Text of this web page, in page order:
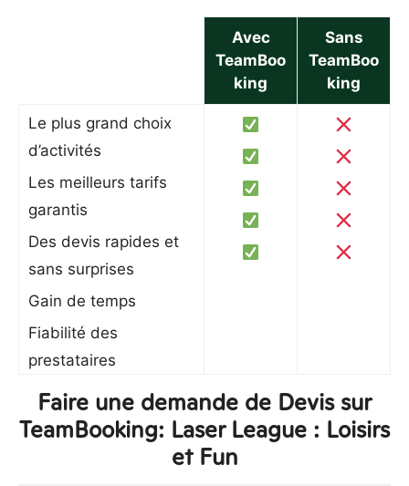
Avec
TeamBoo
king
Sans
TeamBoo
king
Le plus grand choix
d’activités
Les meilleurs tarifs
garantis
Des devis rapides et
sans surprises
Gain de temps
Fiabilité des
prestataires
Faire une demande de Devis sur
TeamBooking: Laser League : Loisirs
et Fun